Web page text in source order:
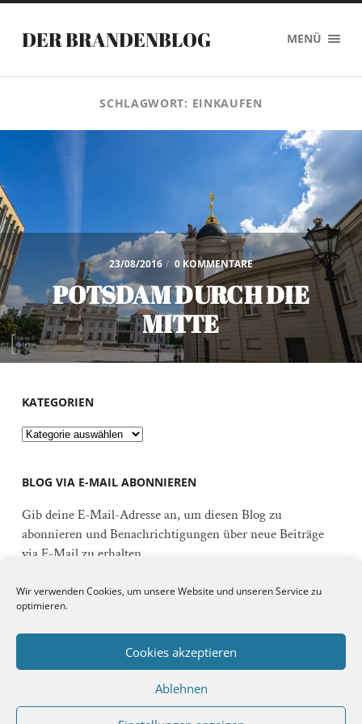
Wir verwenden Cookies, um unsere Website und unseren Service zu
optimieren.
Cookies akzeptieren
Ablehnen
DER BRANDENBLOG MENÜ
SCHLAGWORT: EINKAUFEN
23/08/2016 / 0 KOMMENTARE
POTSDAM DURCH DIE
MITTE
KATEGORIEN
Kategorien
BLOG VIA E-MAIL ABONNIEREN
Gib deine E-Mail-Adresse an, um diesen Blog zu
abonnieren und Benachrichtigungen über neue Beiträge
via E-Mail zu erhalten.
Mail-
Adresse
Schließe dich 92 anderen Abonnenten an